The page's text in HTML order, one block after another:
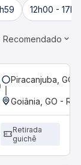
12h00 -
Recomendado
Piracanjuba, GO
Goiânia, GO -
Retirada
guichê